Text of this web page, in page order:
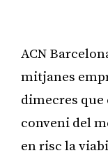
ACN
mitjanes
dimecres que
conveni del
en risc la